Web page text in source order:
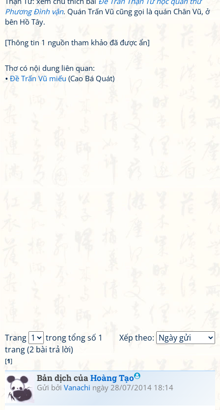
Phương Đình vận. Quán Trấn Vũ cũng gọi là quán Chân Vũ, ở
bên Hồ Tây.
[Thông tin 1 nguồn tham khảo đã được ẩn]
Thơ có nội dung liên quan:
Đề Trấn Vũ miếu (Cao Bá Quát)
Xếp theo:
Trang
trong tổng số 1
trang (2 bài trả lời)
[1]
Bản dịch củaHoàng Tạo
Gửi bởi Vanachi ngày 28/07/2014 18:14